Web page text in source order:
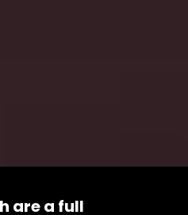
are a full